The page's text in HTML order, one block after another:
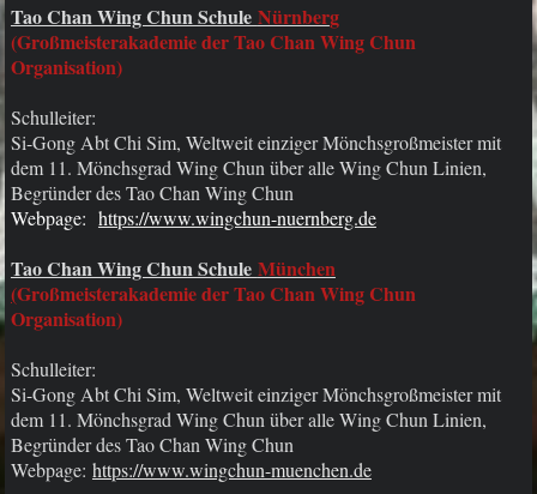
Tao Chan Wing Chun Schule Nürnberg
(Großmeisterakademie der Tao Chan Wing Chun
Organisation)
Schulleiter:
Si-Gong Abt Chi Sim, Weltweit einziger Mönchsgroßmeister mit
dem 11. Mönchsgrad Wing Chun über alle Wing Chun Linien,
Begründer des Tao Chan Wing Chun
Webpage: https://www.wingchun-nuernberg.de
Tao Chan Wing Chun Schule München
(Großmeisterakademie der Tao Chan Wing Chun
Organisation)
Schulleiter:
Si-Gong Abt Chi Sim, Weltweit einziger Mönchsgroßmeister mit
dem 11. Mönchsgrad Wing Chun über alle Wing Chun Linien,
Begründer des Tao Chan Wing Chun
Webpage: https://www.wingchun-muenchen.de